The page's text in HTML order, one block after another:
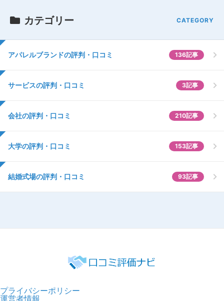
カテゴリー
アパレルブランドの評判・口コミ 136記事
サービスの評判・口コミ 3記事
会社の評判・口コミ 210記事
大学の評判・口コミ 153記事
結婚式場の評判・口コミ 93記事
プライバシーポリシー
運営者情報